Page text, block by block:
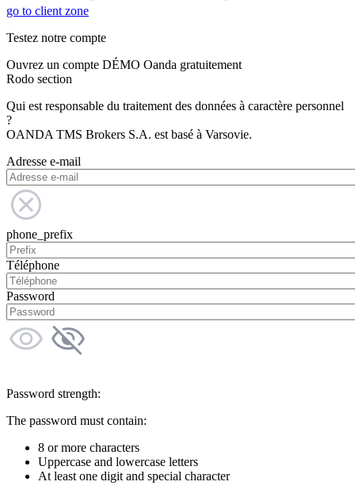
go to client zone
Testez notre compte
Ouvrez un compte DÉMO Oanda gratuitement
Rodo section
Qui est responsable du traitement des données à caractère personnel
?
OANDA TMS Brokers S.A. est basé à Varsovie.
Adresse e-mail
phone_prefix
Téléphone
Password
Password strength:
The password must contain:
8 or more characters
Uppercase and lowercase letters
At least one digit and special character